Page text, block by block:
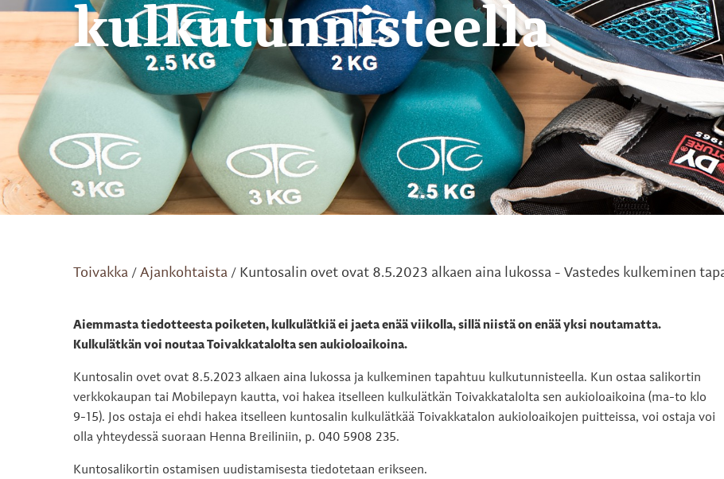
kulkutunnisteella
Toivakka / Ajankohtaista / Kuntosalin ovet ovat 8.5.2023 alkaen aina lukossa - Vastedes kulkeminen
Aiemmasta tiedotteesta poiketen, kulkulätkiä ei jaeta enää viikolla, sillä niistä on enää yksi noutamatta.
Kulkulätkän voi noutaa Toivakkatalolta sen aukioloaikoina.
Kuntosalin ovet ovat 8.5.2023 alkaen aina lukossa ja kulkeminen tapahtuu kulkutunnisteella. Kun ostaa salikortin
verkkokaupan tai Mobilepayn kautta, voi hakea itselleen kulkulätkän Toivakkatalolta sen aukioloaikoina (ma-to klo
9-15). Jos ostaja ei ehdi hakea itselleen kuntosalin kulkulätkää Toivakkatalon aukioloaikojen puitteissa, voi ostaja voi
olla yhteydessä suoraan Henna Breiliniin, p. 040 5908 235.
Kuntosalikortin ostamisen uudistamisesta tiedotetaan erikseen.